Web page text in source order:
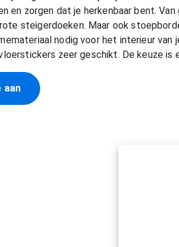
en zorgen dat je herkenbaar bent.
steigerdoeken. Maar ook
nodig voor het interieur
zeer geschikt. De keuze is
aan